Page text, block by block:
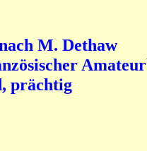
M. Dethaw
prächtig